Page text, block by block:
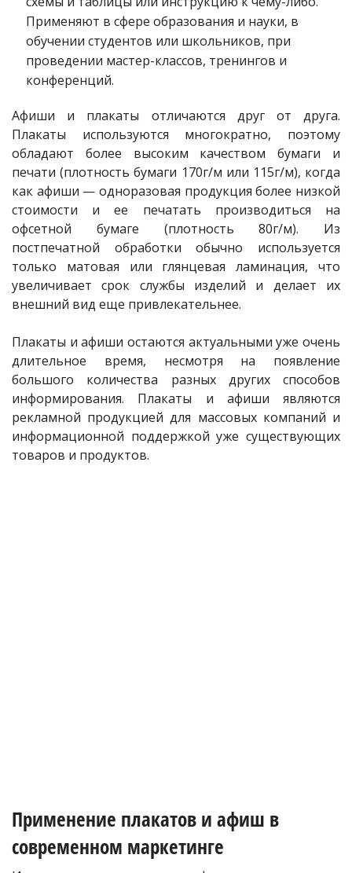
Применяют в сфере образования и науки, в
обучении студентов или школьников, при
проведении мастер-классов, тренингов и
конференций.
Афиши и плакаты отличаются друг от друга.
Плакаты используются многократно, поэтому
обладают более высоким качеством бумаги и
печати (плотность бумаги 170г/м или 115г/м), когда
как афиши — одноразовая продукция более низкой
стоимости и ее печатать производиться на
офсетной бумаге (плотность 80г/м). Из
постпечатной обработки обычно используется
только матовая или глянцевая ламинация, что
увеличивает срок службы изделий и делает их
внешний вид еще привлекательнее.
Плакаты и афиши остаются актуальными уже очень
длительное время, несмотря на появление
большого количества разных других способов
информирования. Плакаты и афиши являются
рекламной продукцией для массовых компаний и
информационной поддержкой уже существующих
товаров и продуктов.
Применение плакатов и афиш в
современном маркетинге